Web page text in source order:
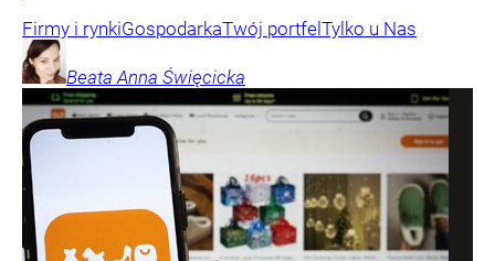
Firmy i rynkiGospodarkaTwój portfelTylko u Nas
Beata Anna Święcicka